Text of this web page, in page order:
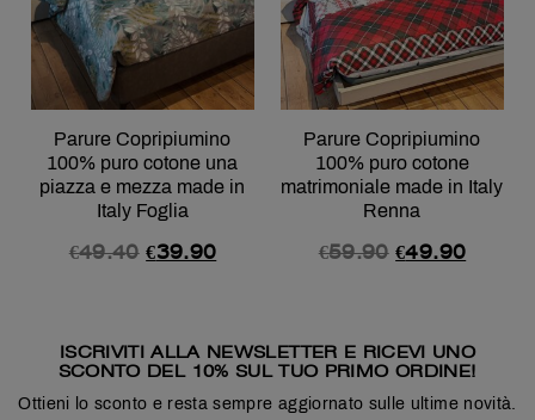
Parure Copripiumino
100% puro cotone una
piazza e mezza made in
Italy Foglia
€49.40 €39.90
Parure Copripiumino
100% puro cotone
matrimoniale made in Italy
Renna
€59.90 €49.90
ISCRIVITI ALLA NEWSLETTER E RICEVI UNO
SCONTO DEL 10% SUL TUO PRIMO ORDINE!
Ottieni lo sconto e resta sempre aggiornato sulle ultime novità.